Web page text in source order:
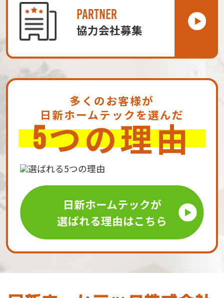
PARTNER
協力会社募集
多くのお客様が
日新ホームテックを選んだ
5つの理由
日新ホームテックが
選ばれる理由はこちら